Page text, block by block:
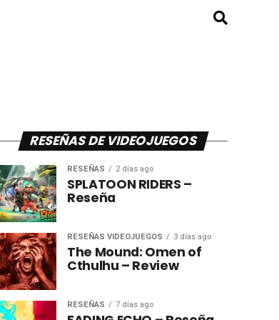
RESEÑAS DE VIDEOJUEGOS
RESEÑAS 2 días ago
SPLATOON RIDERS –
Reseña
RESEÑAS VIDEOJUEGOS 3 días ago
The Mound: Omen of
Cthulhu – Review
RESEÑAS 7 días ago